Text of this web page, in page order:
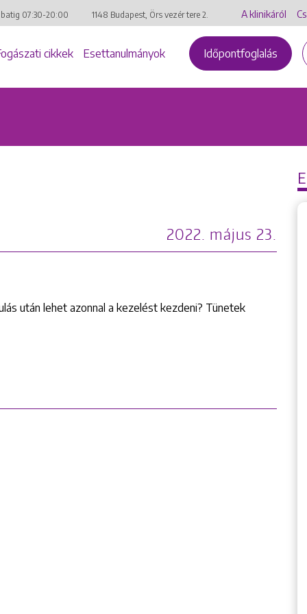
07:30-20:00 1148 Budapest, Örs vezér tere 2. A klinikáról
cikkek Esettanulmányok Időpontfoglalás
2022. május 23.
után lehet azonnal a kezelést kezdeni? Tünetek